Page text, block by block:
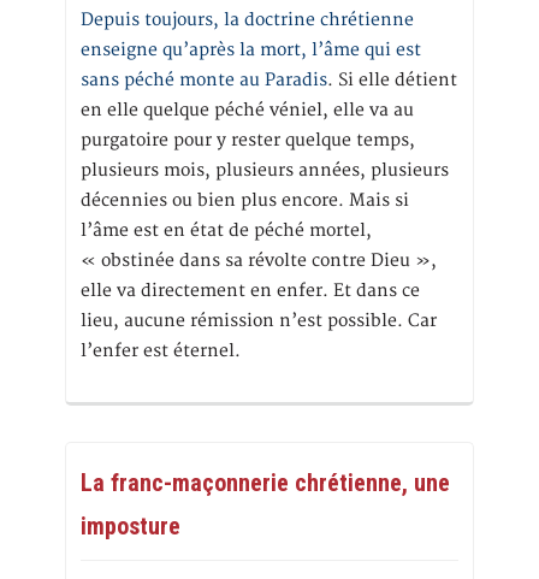
Depuis toujours, la doctrine chrétienne
enseigne qu’après la mort, l’âme qui est
sans péché monte au Paradis. Si elle détient
en elle quelque péché véniel, elle va au
purgatoire pour y rester quelque temps,
plusieurs mois, plusieurs années, plusieurs
décennies ou bien plus encore. Mais si
l’âme est en état de péché mortel,
« obstinée dans sa révolte contre Dieu »,
elle va directement en enfer. Et dans ce
lieu, aucune rémission n’est possible. Car
l’enfer est éternel.
La franc-maçonnerie chrétienne, une
imposture